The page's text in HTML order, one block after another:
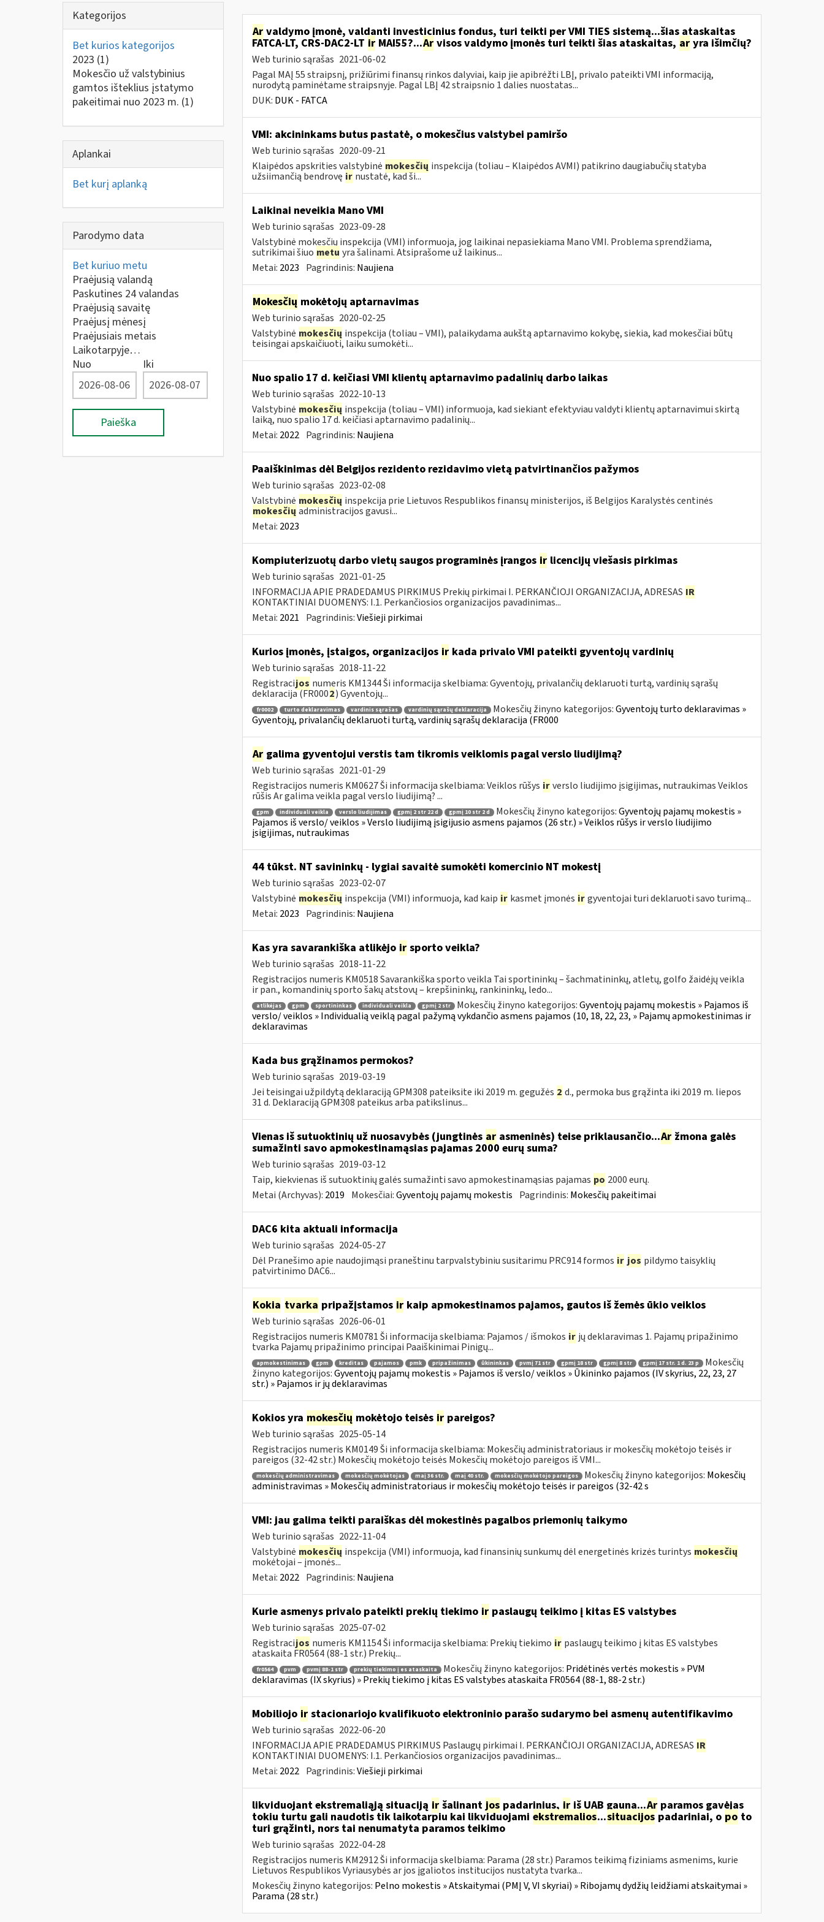
Kategorijos
Bet kurios kategorijos
2023 (1)
Mokesčio už valstybinius
gamtos išteklius įstatymo
pakeitimai nuo 2023 m. (1)
Aplankai
Bet kurį aplanką
Parodymo data
Bet kuriuo metu
Praėjusią valandą
Paskutines 24 valandas
Praėjusią savaitę
Praėjusį mėnesį
Praėjusiais metais
Laikotarpyje…
Nuo
Iki
Paieška
Arvaldymo įmonė, valdanti investicinius fondus, turi teikti per VMI TIES sistemą...šias ataskaitas
FATCA-LT, CRS-DAC2-LT irMAI55?...Arvisos valdymo įmonės turi teikti šias ataskaitas, aryra išimčių?
Web turinio sąrašas 2021-06-02
Pagal MAĮ 55 straipsnį, prižiūrimi finansų rinkos dalyviai, kaip jie apibrėžti LBĮ, privalo pateikti VMI informaciją,
nurodytą paminėtame straipsnyje. Pagal LBĮ 42 straipsnio 1 dalies nuostatas...
DUK: DUK - FATCA
VMI: akcininkams butus pastatė, o mokesčius valstybei pamiršo
Web turinio sąrašas 2020-09-21
Klaipėdos apskrities valstybinė mokesčių inspekcija (toliau – Klaipėdos AVMI) patikrino daugiabučių statyba
užsiimančią bendrovę ir nustatė, kad ši...
Laikinai neveikia Mano VMI
Web turinio sąrašas 2023-09-28
Valstybinė mokesčių inspekcija (VMI) informuoja, jog laikinai nepasiekiama Mano VMI. Problema sprendžiama,
sutrikimai šiuo metu yra šalinami. Atsiprašome už laikinus...
Metai: 2023 Pagrindinis: Naujiena
Mokesčių mokėtojų aptarnavimas
Web turinio sąrašas 2020-02-25
Valstybinė mokesčių inspekcija (toliau – VMI), palaikydama aukštą aptarnavimo kokybę, siekia, kad mokesčiai būtų
teisingai apskaičiuoti, laiku sumokėti...
Nuo spalio 17 d. keičiasi VMI klientų aptarnavimo padalinių darbo laikas
Web turinio sąrašas 2022-10-13
Valstybinė mokesčių inspekcija (toliau – VMI) informuoja, kad siekiant efektyviau valdyti klientų aptarnavimui skirtą
laiką, nuo spalio 17 d. keičiasi aptarnavimo padalinių...
Metai: 2022 Pagrindinis: Naujiena
Paaiškinimas dėl Belgijos rezidento rezidavimo vietą patvirtinančios pažymos
Web turinio sąrašas 2023-02-08
Valstybinė mokesčių inspekcija prie Lietuvos Respublikos finansų ministerijos, iš Belgijos Karalystės centinės
mokesčių administracijos gavusi...
Metai: 2023
Kompiuterizuotų darbo vietų saugos programinės įrangos irlicencijų viešasis pirkimas
Web turinio sąrašas 2021-01-25
INFORMACIJA APIE PRADEDAMUS PIRKIMUS Prekių pirkimai I. PERKANČIOJI ORGANIZACIJA, ADRESAS IR
KONTAKTINIAI DUOMENYS: I.1. Perkančiosios organizacijos pavadinimas...
Metai: 2021 Pagrindinis:Viešieji pirkimai
Kurios įmonės, įstaigos, organizacijos irkada privalo VMI pateikti gyventojų vardinių
Web turinio sąrašas 2018-11-22
Registracijos numeris KM1344 Ši informacija skelbiama: Gyventojų, privalančių deklaruoti turtą, vardinių sąrašų
deklaracija (FR0002) Gyventojų...
fr0002 turto deklaravimas vardinis sąrašas vardinių sąrašų deklaracija Mokesčių žinyno kategorijos:Gyventojų turto deklaravimas »
Gyventojų, privalančių deklaruoti turtą, vardinių sąrašų deklaracija (FR000
Argalima gyventojui verstis tam tikromis veiklomis pagal verslo liudijimą?
Web turinio sąrašas 2021-01-29
Registracijos numeris KM0627 Ši informacija skelbiama: Veiklos rūšys ir verslo liudijimo įsigijimas, nutraukimas Veiklos
rūšis Ar galima veikla pagal verslo liudijimą? ...
gpm individuali veikla verslo liudijimas gpmį 2 str 22 d gpmį 10 str 2 d Mokesčių žinyno kategorijos:Gyventojų pajamų mokestis »
Pajamos iš verslo/ veiklos » Verslo liudijimą įsigijusio asmens pajamos (26 str.) » Veiklos rūšys ir verslo liudijimo
įsigijimas, nutraukimas
44 tūkst. NT savininkų - lygiai savaitė sumokėti komercinio NT mokestį
Web turinio sąrašas 2023-02-07
Valstybinė mokesčių inspekcija (VMI) informuoja, kad kaip ir kasmet įmonės ir gyventojai turi deklaruoti savo turimą...
Metai: 2023 Pagrindinis: Naujiena
Kas yra savarankiška atlikėjo irsporto veikla?
Web turinio sąrašas 2018-11-22
Registracijos numeris KM0518 Savarankiška sporto veikla Tai sportininkų – šachmatininkų, atletų, golfo žaidėjų veikla
ir pan., komandinių sporto šakų atstovų – krepšininkų, rankininkų, ledo...
atlikėjas gpm sportininkas individuali veikla gpmį 2 str Mokesčių žinyno kategorijos:Gyventojų pajamų mokestis » Pajamos iš
verslo/ veiklos » Individualią veiklą pagal pažymą vykdančio asmens pajamos (10, 18, 22, 23, » Pajamų apmokestinimas ir
deklaravimas
Kada bus grąžinamos permokos?
Web turinio sąrašas 2019-03-19
Jei teisingai užpildytą deklaraciją GPM308 pateiksite iki 2019 m. gegužės 2 d., permoka bus grąžinta iki 2019 m. liepos
31 d. Deklaraciją GPM308 pateikus arba patikslinus...
Vienas iš sutuoktinių už nuosavybės (jungtinės arasmeninės) teise priklausančio...Aržmona galės
sumažinti savo apmokestinamąsias pajamas 2000 eurų suma?
Web turinio sąrašas 2019-03-12
Taip, kiekvienas iš sutuoktinių galės sumažinti savo apmokestinamąsias pajamas po 2000 eurų.
Metai (Archyvas): 2019 Mokesčiai:Gyventojų pajamų mokestis Pagrindinis: Mokesčių pakeitimai
DAC6 kita aktuali informacija
Web turinio sąrašas 2024-05-27
Dėl Pranešimo apie naudojimąsi praneštinu tarpvalstybiniu susitarimu PRC914 formos ir jos pildymo taisyklių
patvirtinimo DAC6...
Kokia tvarka pripažįstamos irkaip apmokestinamos pajamos, gautos iš žemės ūkio veiklos
Web turinio sąrašas 2026-06-01
Registracijos numeris KM0781 Ši informacija skelbiama: Pajamos / išmokos ir jų deklaravimas 1. Pajamų pripažinimo
tvarka Pajamų pripažinimo principai Paaiškinimai Pinigų...
apmokestinimas gpm kreditas pajamos pmk pripažinimas ūkininkas pvmį 71 str gpmį 18 str gpmį 8 str gpmį 17 str. 1 d. 23 p
Mokesčių
žinyno kategorijos:Gyventojų pajamų mokestis » Pajamos iš verslo/ veiklos » Ūkininko pajamos (IV skyrius, 22, 23, 27
str.) » Pajamos ir jų deklaravimas
Kokios yra mokesčių mokėtojo teisės irpareigos?
Web turinio sąrašas 2025-05-14
Registracijos numeris KM0149 Ši informacija skelbiama: Mokesčių administratoriaus ir mokesčių mokėtojo teisės ir
pareigos (32-42 str.) Mokesčių mokėtojo teisės Mokesčių mokėtojo pareigos iš VMI...
mokesčių administravimas mokesčių mokėtojas maį 36 str. maį 40 str. mokesčių mokėtojo pareigos Mokesčių žinyno kategorijos: Mokesčių
administravimas » Mokesčių administratoriaus ir mokesčių mokėtojo teisės ir pareigos (32-42 s
VMI: jau galima teikti paraiškas dėl mokestinės pagalbos priemonių taikymo
Web turinio sąrašas 2022-11-04
Valstybinė mokesčių inspekcija (VMI) informuoja, kad finansinių sunkumų dėl energetinės krizės turintys mokesčių
mokėtojai – įmonės...
Metai: 2022 Pagrindinis: Naujiena
Kurie asmenys privalo pateikti prekių tiekimo irpaslaugų teikimo į kitas ES valstybes
Web turinio sąrašas 2025-07-02
Registracijos numeris KM1154 Ši informacija skelbiama: Prekių tiekimo ir paslaugų teikimo į kitas ES valstybes
ataskaita FR0564 (88-1 str.) Prekių...
fr0564 pvm pvmį 88-1 str prekių tiekimo į es ataskaita Mokesčių žinyno kategorijos: Pridėtinės vertės mokestis » PVM
deklaravimas (IX skyrius) » Prekių tiekimo į kitas ES valstybes ataskaita FR0564 (88-1, 88-2 str.)
Mobiliojo irstacionariojo kvalifikuoto elektroninio parašo sudarymo bei asmenų autentifikavimo
Web turinio sąrašas 2022-06-20
INFORMACIJA APIE PRADEDAMUS PIRKIMUS Paslaugų pirkimai I. PERKANČIOJI ORGANIZACIJA, ADRESAS IR
KONTAKTINIAI DUOMENYS: I.1. Perkančiosios organizacijos pavadinimas...
Metai: 2022 Pagrindinis:Viešieji pirkimai
likviduojant ekstremaliąją situaciją iršalinantjos padarinius,iriš UAB gauna...Arparamos gavėjas
tokiu turtu gali naudotis tik laikotarpiu kai likviduojami ekstremalios...situacijospadariniai, o po to
turi grąžinti, nors tai nenumatyta paramos teikimo
Web turinio sąrašas 2022-04-28
Registracijos numeris KM2912 Ši informacija skelbiama: Parama (28 str.) Paramos teikimą fiziniams asmenims, kurie
Lietuvos Respublikos Vyriausybės ar jos įgaliotos institucijos nustatyta tvarka...
Mokesčių žinyno kategorijos: Pelno mokestis » Atskaitymai (PMĮ V, VI skyriai) » Ribojamų dydžių leidžiami atskaitymai »
Parama (28 str.)